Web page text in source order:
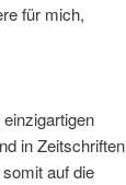
für mich,
in Zeitschriften
auf die